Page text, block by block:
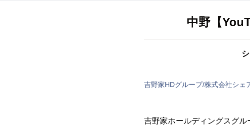
中野【
吉野家HDグループ/株式会社シェ
吉野家ホールディングスグ